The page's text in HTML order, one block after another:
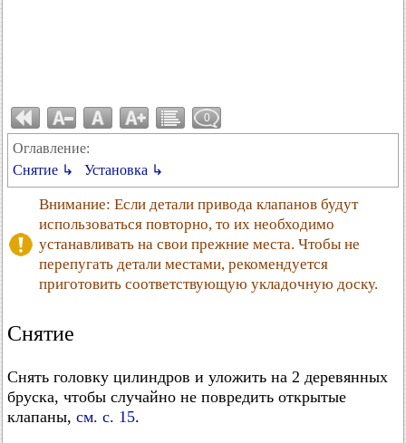
0
Оглавление:
Снятие ↳
Установка ↳
Внимание: Если детали привода клапанов будут
использоваться повторно, то их необходимо
устанавливать на свои прежние места. Чтобы не
перепугать детали местами, рекомендуется
приготовить соответствующую укладочную доску.
Снятие
Снять головку цилиндров и уложить на 2 деревянных
бруска, чтобы случайно не повредить открытые
клапаны, см. с. 15.